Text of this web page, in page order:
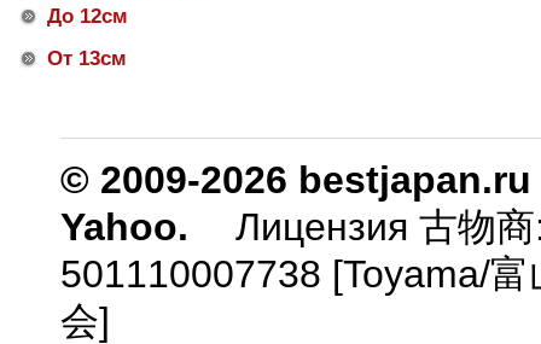
До 12см
От 13см
© 2009-2026
Yahoo.
Лицензия 古物
501110007738 [Toyama/
会]